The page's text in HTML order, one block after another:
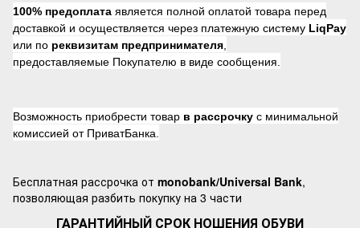
100% предоплата является полной оплатой товара перед
доставкой и осуществляется через платежную систему LiqPay
или по реквизитам предпринимателя
предоставляемые Покупателю в виде сообщения.
Возможность приобрести товар в рассрочку с минимальной
комиссией от ПриватБанка.
Бесплатная рассрочка от monobank/Universal Bank,
позволяющая разбить покупку на 3 части
ГАРАНТИЙНЫЙ СРОК НОШЕНИЯ ОБУВИ